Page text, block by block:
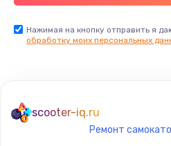
Замена
Нажимая на кнопку отправить я
обработку моих персональных
scooter-iq.ru
Ремонт